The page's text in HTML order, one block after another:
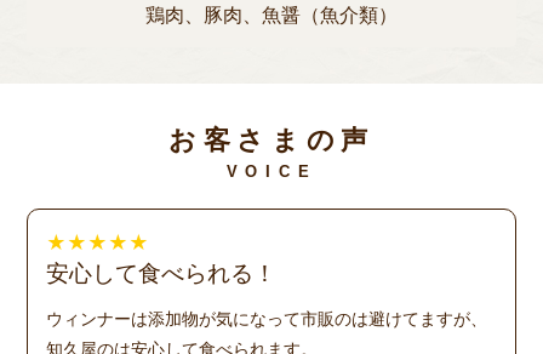
鶏肉、豚肉、魚醤（魚介類）
お客さまの声
VOICE
★ ★ ★ ★ ★
安心して食べられる！
ウィンナーは添加物が気になって市販のは避けてますが、
知久屋のは安心して食べられます。